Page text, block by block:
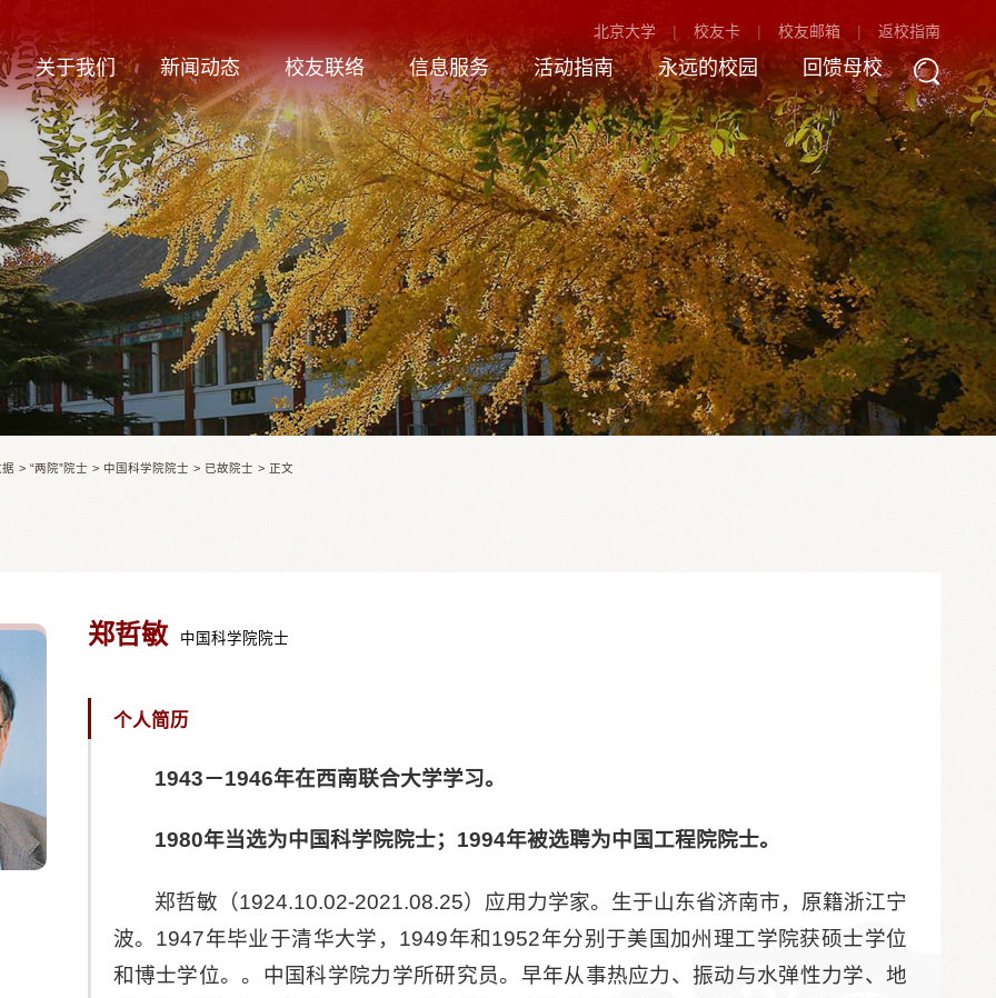
北京大学 校友卡 校友邮箱 返校指南
关于我们 新闻动态 校友联络 信息服务 活动指南 永远的校园 回馈母校
> “两院”院士 > 中国科学院院士 > 已故院士 > 正文
郑哲敏 中国科学院院士
个人简历
1943－1946年在西南联合大学学习。
1980年当选为中国科学院院士；1994年被选聘为中国工程院院士。
郑哲敏（1924.10.02-2021.08.25）应用力学家。生于山东省济南市，原籍浙江宁
波。1947年毕业于清华大学， 1949年和1952年分别于美国加州理工学院获硕士学位
和博士学位。。中国科学院力学所研究员。早年从事热应力、振动与水弹性力学、地